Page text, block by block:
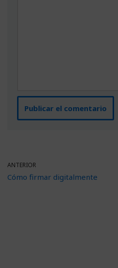
ANTERIOR
Cómo firmar digitalmente